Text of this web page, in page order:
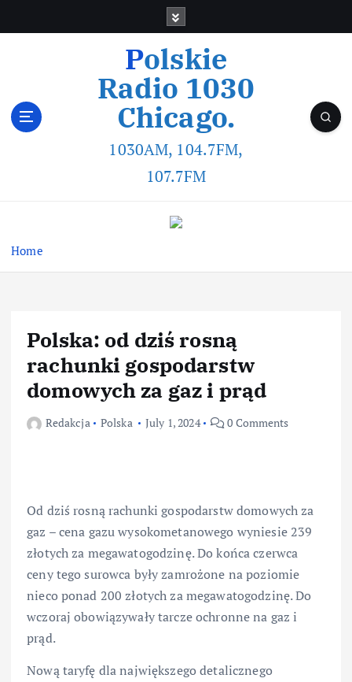
Polskie
Radio 1030
Chicago.
1030AM, 104.7FM,
107.7FM
Home
Polska: od dziś rosną
rachunki gospodarstw
domowych za gaz i prąd
Redakcja Polska July 1, 2024 0 Comments
Od dziś rosną rachunki gospodarstw domowych za
gaz – cena gazu wysokometanowego wyniesie 239
złotych za megawatogodzinę. Do końca czerwca
ceny tego surowca były zamrożone na poziomie
nieco ponad 200 złotych za megawatogodzinę. Do
wczoraj obowiązywały tarcze ochronne na gaz i
prąd.
Nową taryfę dla największego detalicznego